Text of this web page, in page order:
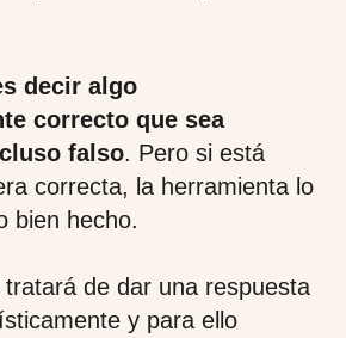
decir algo
correcto que sea
falso. Pero si está
correcta, la herramienta lo
bien hecho.
tratará de dar una respuesta
y para ello